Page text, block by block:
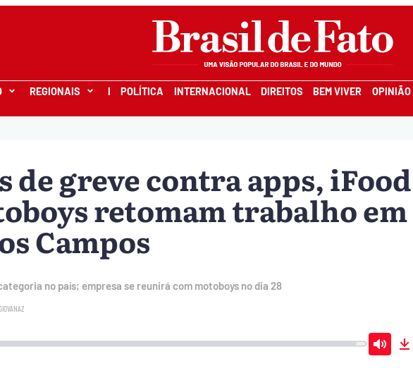
REGIONAIS I POLÍTICA INTERNACIONAL DIREITOS BEM VIVER OPINIÃO
de greve contra apps, iFood
retomam trabalho em
Campos
no país; empresa se reunirá com motoboys no dia 28
Mute